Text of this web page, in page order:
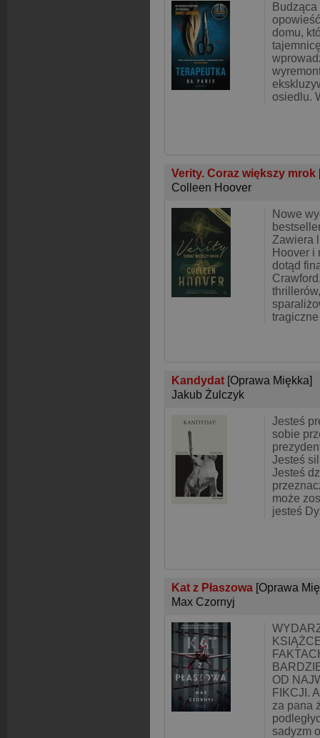
domu,
osiedlu.
Verity. Coraz większy mrok
Colleen Hoover
Nowe
Zawiera
Hoover i
dotąd
tragiczne
Kandydat [Oprawa Miękka]
Jakub Żulczyk
Jesteś
sobie
Jesteś
Jesteś
może
jesteś
Kat z Płaszowa [Oprawa
Max Czornyj
OD
FIKCJI.
za pana
sadyzm